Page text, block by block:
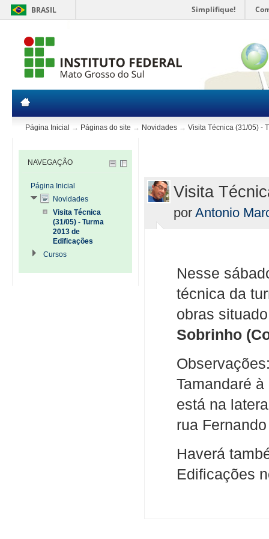
BRASIL Simplifique!
Página Inicial → Páginas do site → Novidades → Visita Técnica (31/05) -
Visita
por Antonio
Nesse
técnica da
obras
Sobrinho
Tamandaré
está na
rua
Haverá
Edificações
NAVEGAÇÃO
Página Inicial
Novidades
Visita Técnica
(31/05) - Turma
2013 de
Edificações
Cursos